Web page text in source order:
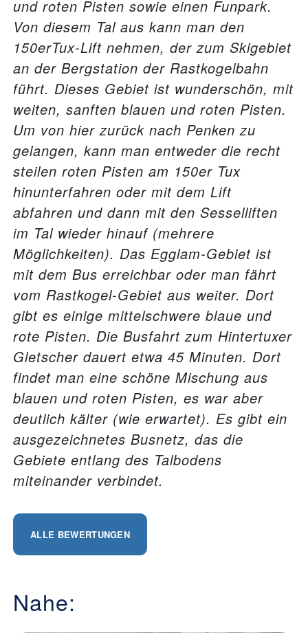
und roten Pisten sowie einen Funpark.
Von diesem Tal aus kann man den
150erTux-Lift nehmen, der zum Skigebiet
an der Bergstation der Rastkogelbahn
führt. Dieses Gebiet ist wunderschön, mit
weiten, sanften blauen und roten Pisten.
Um von hier zurück nach Penken zu
gelangen, kann man entweder die recht
steilen roten Pisten am 150er Tux
hinunterfahren oder mit dem Lift
abfahren und dann mit den Sesselliften
im Tal wieder hinauf (mehrere
Möglichkeiten). Das Egglam-Gebiet ist
mit dem Bus erreichbar oder man fährt
vom Rastkogel-Gebiet aus weiter. Dort
gibt es einige mittelschwere blaue und
rote Pisten. Die Busfahrt zum Hintertuxer
Gletscher dauert etwa 45 Minuten. Dort
findet man eine schöne Mischung aus
blauen und roten Pisten, es war aber
deutlich kälter (wie erwartet). Es gibt ein
ausgezeichnetes Busnetz, das die
Gebiete entlang des Talbodens
miteinander verbindet.
ALLE BEWERTUNGEN
Nahe: